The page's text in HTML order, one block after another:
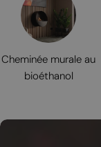
Cheminée murale au
bioéthanol